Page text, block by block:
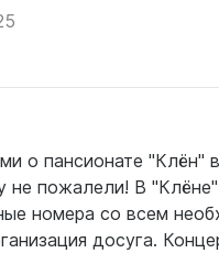
о пансионате
не пожалели! В
номера со всем
досуга.